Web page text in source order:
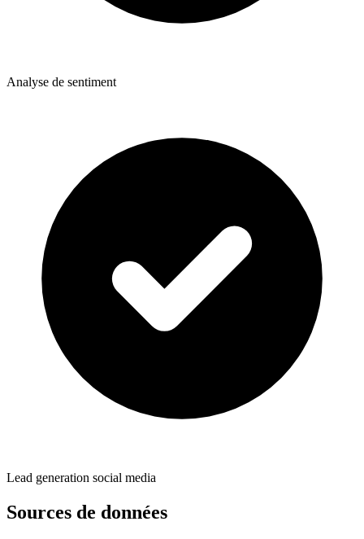
Analyse de sentiment
Lead generation social media
Sources de données